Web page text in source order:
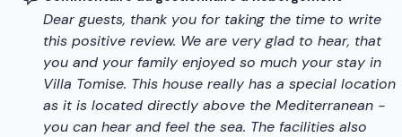
de voiture vous facilitera les choses et vous offre plus de
liberté.
Veuillez noter que la piscine à débordement n'est pas
adaptée aux enfants de moins de 12 ans, mais les bébés sont
les bienvenus.
Dear guests, thank you for taking the time to write
this positive review. We are very glad to hear, that
you and your family enjoyed so much your stay in
Villa Tomise. This house really has a special location
as it is located directly above the Mediterranean -
you can hear and feel the sea. The facilities also